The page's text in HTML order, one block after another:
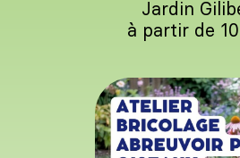
Jardin
à partir de